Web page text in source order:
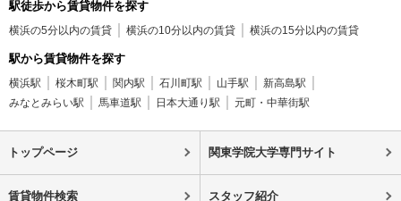
駅徒歩から賃貸物件を探す
横浜の5分以内の賃貸 横浜の10分以内の賃貸 横浜の15分以内の賃貸
駅から賃貸物件を探す
横浜駅 桜木町駅 関内駅 石川町駅 山手駅
新高島駅
みなとみらい駅
馬車道駅 日本大通り駅 元町・中華街駅
トップページ 関東学院大学専門サイト
賃貸物件検索 スタッフ紹介